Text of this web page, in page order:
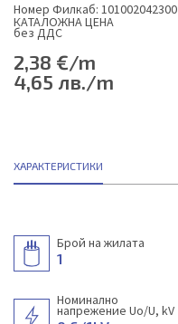
Номер Филкаб: 101002042300
КAТАЛОЖНА ЦЕНА
без ДДС
2,38 €/m
4,65 лв./m
ХАРАКТЕРИСТИКИ
Брой на жилата
1
Номинално
напрежение Uo/U, kV